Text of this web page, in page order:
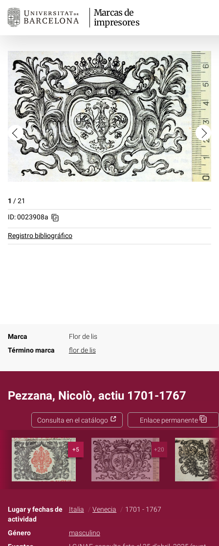
Marcas de
impresores
1 /21
ID: 0023908a
Registro bibliográfico
Marca
Flor de lis
Término marca
flor de lis
Pezzana, Nicolò, actiu 1701-1767
Enlace permanente
Consulta en el catálogo
+5 +20
Lugar y fechas de
actividad
Italia Venecia 1701 - 1767
Género
masculino